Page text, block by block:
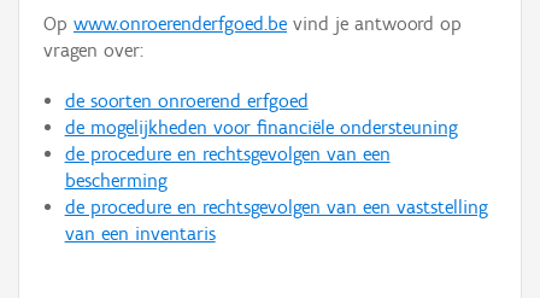
Op www.onroerenderfgoed.be vind je antwoord op
vragen over:
de soorten onroerend erfgoed
de mogelijkheden voor financiële ondersteuning
de procedure en rechtsgevolgen van een
bescherming
de procedure en rechtsgevolgen van een vaststelling
van een inventaris